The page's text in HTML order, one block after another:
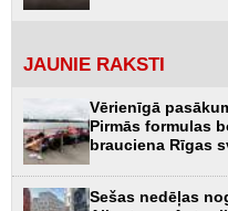
JAUNIE RAKSTI
Vērienīgā
Pirmās formulas
brauciena Rīgas
Sešas nedēļas